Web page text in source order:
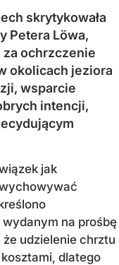
skrytykowała
Petera Löwa,
ochrzczenie
okolicach jeziora
wsparcie
intencji,
jak
na prośbę
udzielenie chrztu
dlatego